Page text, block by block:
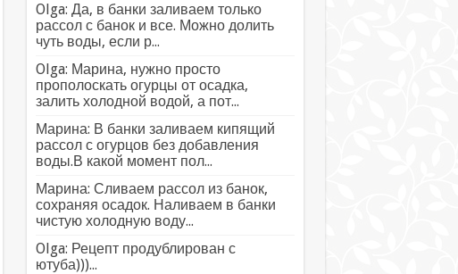
Olga: Да, в банки заливаем только
рассол с банок и все. Можно долить
чуть воды, если р...
Olga: Марина, нужно просто
прополоскать огурцы от осадка,
залить холодной водой, а пот...
Марина: В банки заливаем кипящий
рассол с огурцов без добавления
воды.В какой момент пол...
Марина: Сливаем рассол из банок,
сохраняя осадок. Наливаем в банки
чистую холодную воду...
Olga: Рецепт продублирован с
ютуба)))...